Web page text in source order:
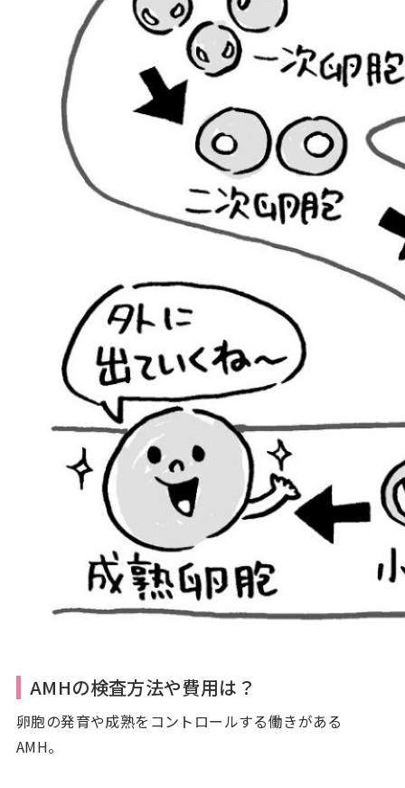
AMHの検査方法や費用は？
卵胞の発育や成熟をコントロールする働きがある
AMH。